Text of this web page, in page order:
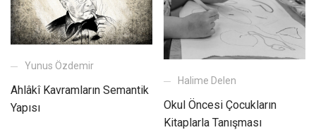
Yunus Özdemir
Ahlâkî Kavramların Semantik
Yapısı
Halime Delen
Okul Öncesi Çocukların
Kitaplarla Tanışması